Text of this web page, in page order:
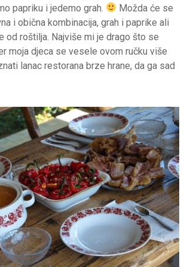
papriku i jedemo grah.
Možda će se
i obična kombinacija, grah i paprike ali
od roštilja. Najviše mi je drago što se
moja djeca se vesele ovom ručku više
lanac restorana brze hrane, da ga sad